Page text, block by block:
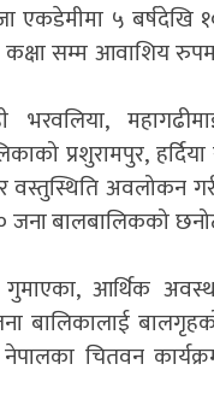
एकडेमीमा ५ बर्षदेखि
कक्षा सम्म आवाशिय
भरवलिया,
प्रशुरामपुर, हर्दिया
वस्तुस्थिति अवलोकन
जना बालबालिकको
आर्थिक
बालिकालाई
चितवन